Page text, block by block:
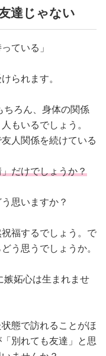
達じゃない
ている」
られます。
ちろん、身体の関係
もいるでしょう。
人関係を続けている
だけでしょうか？
思いますか？
福するでしょう。で
う思うでしょうか。
嫉妬心は生まれませ
態で訪れることがほ
別れても友達」と思